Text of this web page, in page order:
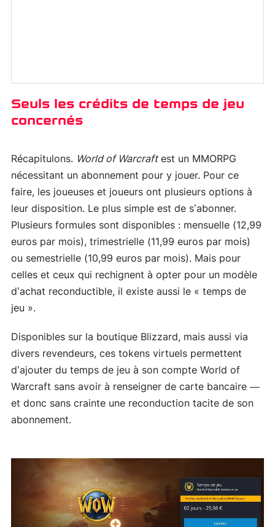
Seuls les crédits de temps de jeu
concernés
Récapitulons. World of Warcraftest un MMORPG
nécessitant un abonnement pour y jouer. Pour ce
faire, les joueuses et joueurs ont plusieurs options à
leur disposition. Le plus simple est de s’abonner.
Plusieurs formules sont disponibles : mensuelle (12,99
euros par mois), trimestrielle (11,99 euros par mois)
ou semestrielle (10,99 euros par mois). Mais pour
celles et ceux qui rechignent à opter pour un modèle
d’achat reconductible, il existe aussi le « temps de
jeu ».
Disponibles sur la boutique Blizzard, mais aussi via
divers revendeurs, ces tokens virtuels permettent
d’ajouter du temps de jeu à son compte World of
Warcraft sans avoir à renseigner de carte bancaire —
et donc sans crainte une reconduction tacite de son
abonnement.